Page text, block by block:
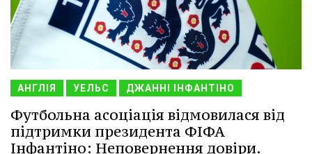
АНГЛІЯ УЕЛЬС ДЖАННІ ІНФАНТІНО
Футбольна асоціація відмовилася від
підтримки президента ФІФА
Інфантіно: Неповернення довіри.